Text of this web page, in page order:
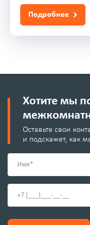
Подробнее
Хотите мы
Оставьте свои
и подскажет, как